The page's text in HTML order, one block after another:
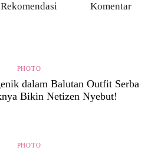
Rekomendasi Komentar
PHOTO
dalam Balutan Outfit Serba
Bikin Netizen Nyebut!
PHOTO